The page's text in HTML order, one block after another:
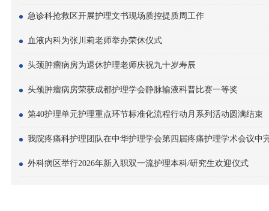
急诊科抢救区开展护理文书现场质控提质周工作
血液内科为张川莉老师举办荣休仪式
头颈肿瘤病房为退休护理老师庆祝九十岁寿辰
头颈肿瘤病房荣获成都护理学会静脉输液科普比赛一等奖
第40护理单元护理重点环节标准化流程行动月系列活动圆满结束
我院疼痛科护理团队在中华护理学会第四届疼痛护理学术会议中
外科病区举行2026年新入职双一流护理本科/研究生欢迎仪式